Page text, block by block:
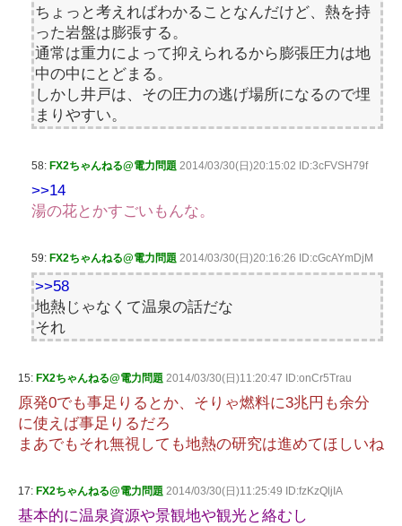
ちょっと考えればわかることなんだけど、熱を持
った岩盤は膨張する。
通常は重力によって抑えられるから膨張圧力は地
中の中にとどまる。
しかし井戸は、その圧力の逃げ場所になるので埋
まりやすい。
58: FX2ちゃんねる@電力問題 2014/03/30(日)20:15:02 ID:3cFVSH79f
>>14
湯の花とかすごいもんな。
59: FX2ちゃんねる@電力問題 2014/03/30(日)20:16:26 ID:cGcAYmDjM
>>58
地熱じゃなくて温泉の話だな
それ
15: FX2ちゃんねる@電力問題 2014/03/30(日)11:20:47 ID:onCr5Trau
原発0でも事足りるとか、そりゃ燃料に3兆円も余分
に使えば事足りるだろ
まあでもそれ無視しても地熱の研究は進めてほしいね
17: FX2ちゃんねる@電力問題 2014/03/30(日)11:25:49 ID:fzKzQljIA
基本的に温泉資源や景観地や観光と絡むし